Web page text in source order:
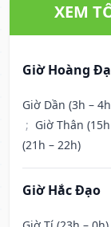
XEM
Giờ Hoàng
Giờ Dần (3h –
; Giờ Thân
(21h – 22h)
Giờ Hắc Đạo